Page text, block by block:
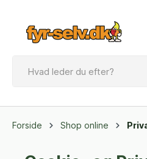
Forside Shop online